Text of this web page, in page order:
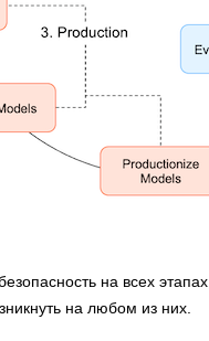
на всех
на любом из них.